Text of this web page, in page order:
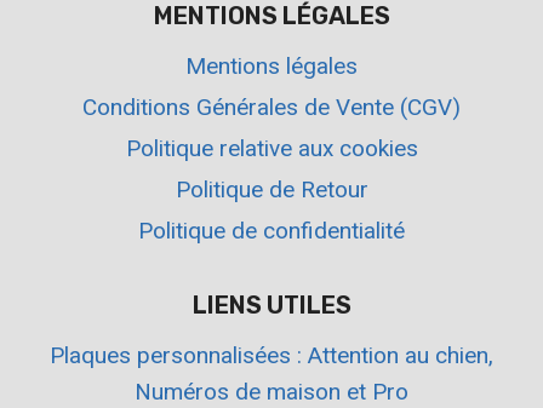
MENTIONS LÉGALES
Mentions légales
Conditions Générales de Vente (CGV)
Politique relative aux cookies
Politique de Retour
Politique de confidentialité
LIENS UTILES
Plaques personnalisées : Attention au chien,
Numéros de maison et Pro